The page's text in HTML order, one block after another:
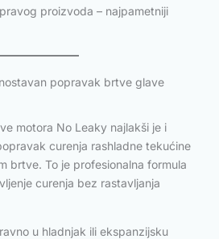
proizvoda – najpametniji
popravak brtve glave
motora No Leaky najlakši je i
curenja rashladne tekućine
brtve. To je profesionalna formula
curenja bez rastavljanja
u hladnjak ili ekspanzijsku